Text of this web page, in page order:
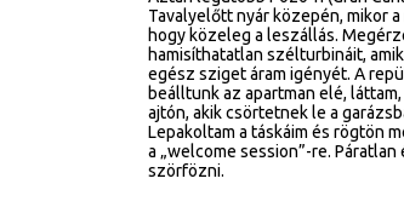
Tavalyelőtt nyár közepén, mikor
hogy közeleg a leszállás.
hamisíthatatlan szélturbináit,
egész sziget áram igényét. A
beálltunk az apartman elé,
ajtón, akik csörtetnek le a
Lepakoltam a táskáim és rögtön
a „welcome session”-re.
szörfözni.